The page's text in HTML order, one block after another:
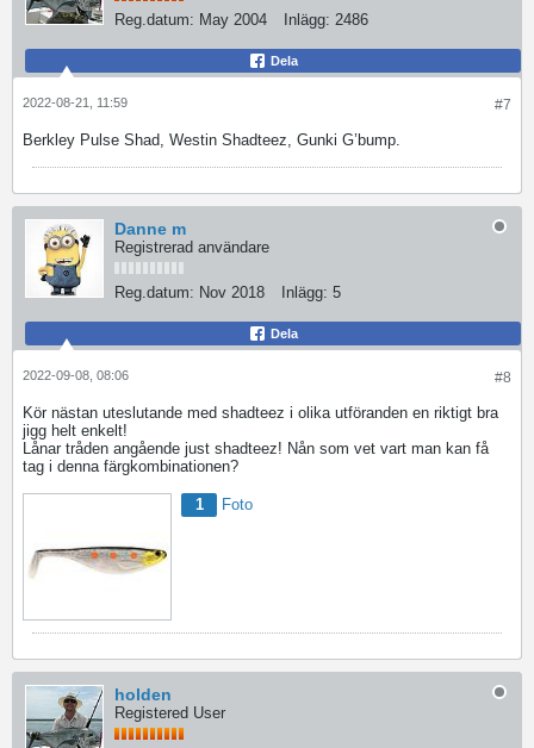
Reg.datum: May 2004 Inlägg: 2486
Dela
#7
2022-08-21, 11:59
Berkley Pulse Shad, Westin Shadteez, Gunki G’bump.
Danne m
Registrerad användare
Reg.datum: Nov 2018 Inlägg: 5
Dela
#8
2022-09-08, 08:06
Kör nästan uteslutande med shadteez i olika utföranden en riktigt bra
jigg helt enkelt!
Lånar tråden angående just shadteez! Nån som vet vart man kan få
tag i denna färgkombinationen?
1 Foto
holden
Registered User